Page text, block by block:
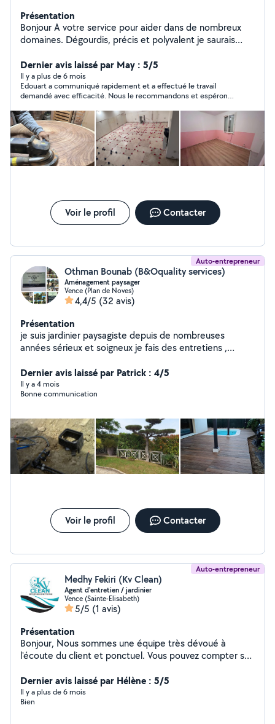
Présentation
Bonjour A votre service pour aider dans de nombreux
domaines. Dégourdis, précis et polyvalent je saurais
Dernier avis laissé par May : 5/5
Il y a plus de 6 mois
Edouart a communiqué rapidement et a effectué le travail
demandé avec efficacité. Nous le recommandons et espérons
Voir le profil Contacter
Auto-entrepreneur
Othman Bounab (B&Oquality services)
Aménagement paysager
Vence (Plan de Noves)
4,4/5 (32 avis)
Présentation
je suis jardinier paysagiste depuis de nombreuses
années sérieux et soigneux je fais des entretiens ,
extérieurs ,pose et réparation de l arrosage
automatique, pose de gazon synthétique ou naturel,
pose de clôtures rigides ou souples , débroussaillage
maçonnerie , nettoyage haute pression Je possède l
agrément SAP service à la personne.
Dernier avis laissé par Patrick : 4/5
Il y a 4 mois
Bonne communication
Voir le profil Contacter
Auto-entrepreneur
Medhy Fekiri (Kv Clean)
Agent d'entretien / jardinier
Vence (Sainte-Elisabeth)
5/5 (1 avis)
Présentation
Bonjour, Nous sommes une équipe très dévoué à
l'écoute du client et ponctuel. Vous pouvez compter sur
des lieux. On a plusieurs années d'expérience et on
connais bien notre travail. N'hésitez pas à nous
contactez.
Dernier avis laissé par Hélène : 5/5
Il y a plus de 6 mois
Bien